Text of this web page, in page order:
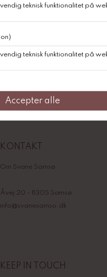
KONTAKT
Om Svane Samsø
Åvej 20 - 8305 Samsø
info@svanesamso.dk
KEEP IN TOUCH